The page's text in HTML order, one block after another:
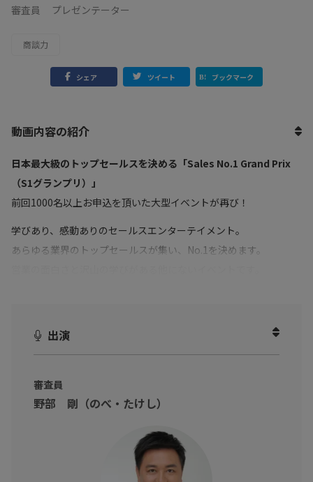
審査員 プレゼンテーター
商談力
シェア ツイート ブックマーク
動画内容の紹介
日本最大級のトップセールスを決める「Sales No.1 Grand Prix
（S1グランプリ）」
前回1000名以上お申込を頂いた大型イベントが再び！
学びあり、感動ありのセールスエンターテイメント。
あらゆる業界のトップセールスが集い、No.1を決めます。
＃2nd STAGE ロープレ対決 優勝者プレゼン
S1グランプリの運営メンバーになりきって、独自の営業コンサ
日々の営業活動で得た独自のノウハウを活かして、プレゼンテー
プレゼンターに立ちはだかる3つの抵抗とは？
トップセールスによる本気の商談をご覧ください！
出演
審査員
野部 剛（のべ・たけし）